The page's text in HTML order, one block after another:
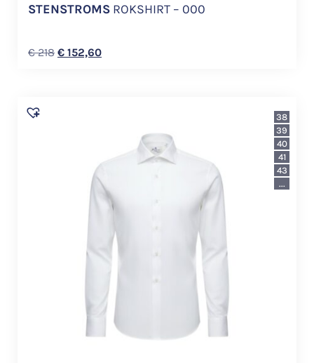
STENSTROMS ROKSHIRT – 000
€218 € 152,60
38
39
40
41
43
...